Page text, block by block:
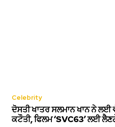
Celebrity
ਦੋਸਤੀ ਖਾਤਰ ਸਲਮਾਨ ਖਾਨ ਨੇ ਲਈ
ਕਟੌਤੀ, ਫਿਲਮ ‘SVC63’ ਲਈ